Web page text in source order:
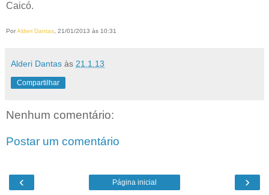
Caicó.
PorAlderi Dantas, 21/01/2013 às 10:31
Alderi Dantas às 21.1.13
Compartilhar
Nenhum comentário:
Postar um comentário
‹ ›
Página inicial